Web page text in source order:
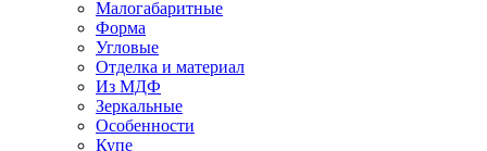
Малогабаритные
Форма
Угловые
Отделка и материал
Из МДФ
Зеркальные
Особенности
Купе